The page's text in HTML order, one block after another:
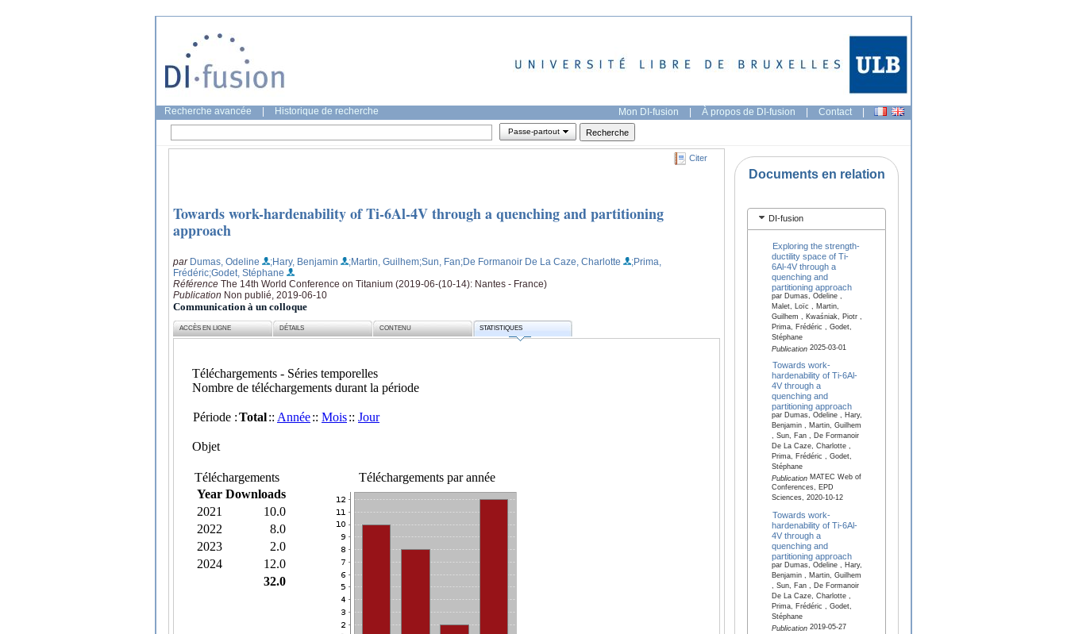
Recherche avancée Historique de recherche Mon DI-fusion | À propos de DI-fusion | Contact |
Passe-partout
Citer
Towards work-hardenability of Ti-6Al-4V through a quenching and partitioning
approach
par Dumas, Odeline ;Hary, Benjamin ;Martin, Guilhem;Sun, Fan;De Formanoir De La Caze, Charlotte
;Prima,
Frédéric;Godet, Stéphane
Référence The 14th World Conference on Titanium (2019-06-(10-14): Nantes - France)
Publication Non publié, 2019-06-10
Communication à un colloque
ACCÈS EN LIGNE DÉTAILS CONTENU STATISTIQUES
Documents en relation
DI-fusion
Exploring the strength-
ductility space of Ti-
6Al-4V through a
quenching and
partitioning approach
par Dumas, Odeline ,
Malet, Loïc , Martin,
Guilhem , Kwaśniak, Piotr ,
Prima, Frédéric , Godet,
Stéphane
Publication2025-03-01
Towards work-
hardenability of Ti-6Al-
4V through a
quenching and
partitioning approach
par Dumas, Odeline , Hary,
Benjamin , Martin, Guilhem
, Sun, Fan , De Formanoir
De La Caze, Charlotte ,
Prima, Frédéric , Godet,
Stéphane
PublicationMATEC Web of
Conferences, EPD
Sciences, 2020-10-12
Towards work-
hardenability of Ti-6Al-
4V through a
quenching and
partitioning approach
par Dumas, Odeline , Hary,
Benjamin , Martin, Guilhem
, Sun, Fan , De Formanoir
De La Caze, Charlotte ,
Prima, Frédéric , Godet,
Stéphane
Publication2019-05-27